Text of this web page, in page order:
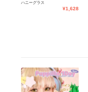
ハニーグラス
¥1,628